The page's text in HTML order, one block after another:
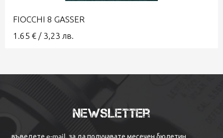
FIOCCHI 8 GASSER
1.65 € / 3,23 лв.
Newsletter